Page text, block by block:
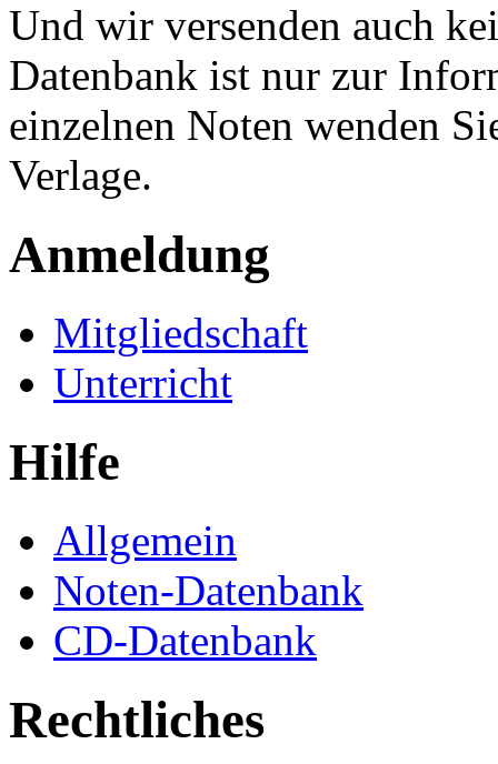
Und wir versenden auch
Datenbank ist nur zur
einzelnen Noten wenden
Verlage.
Anmeldung
Mitgliedschaft
Unterricht
Hilfe
Allgemein
Noten-Datenbank
CD-Datenbank
Rechtliches